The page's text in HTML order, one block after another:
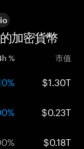
加密貨幣
% 市值
$1.30T
$0.23T
$0.18T